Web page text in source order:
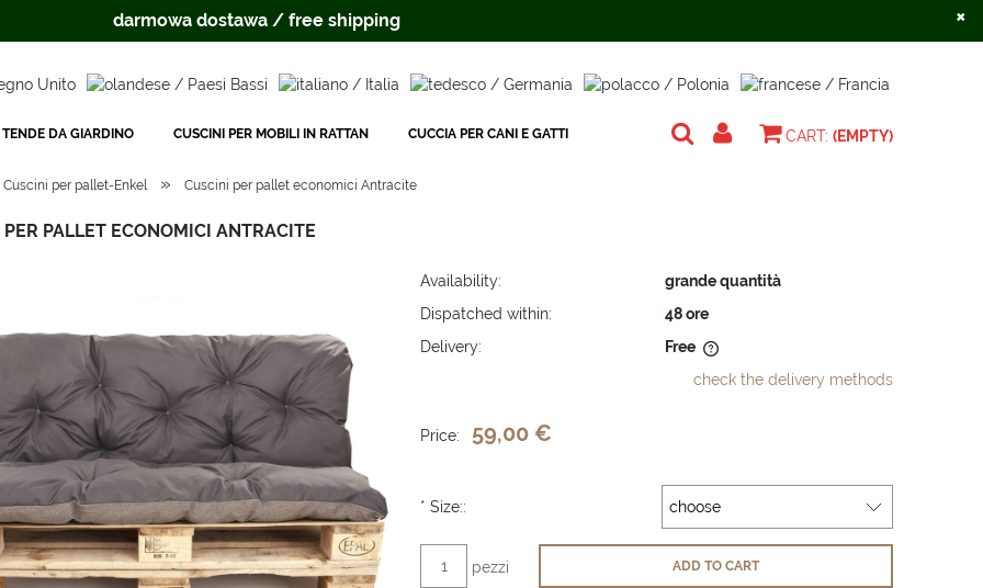
CART: (EMPTY)
TENDE DA GIARDINO CUSCINI PER MOBILI IN RATTAN CUCCIA PER CANI E GATTI
Cuscini per pallet-Enkel » Cuscini per pallet economici Antracite
PALLET ECONOMICI ANTRACITE
Availability:
grande quantità
Dispatched within:
48 ore
Delivery:
Free
payment costs
check the delivery methods
Price: 59,00 €
* Size::
pezzi ADD TO CART
darmowa dostawa / free shipping ×